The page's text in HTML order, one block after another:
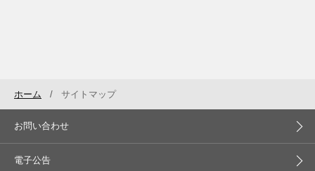
ホーム サイトマップ
お問い合わせ
電子公告